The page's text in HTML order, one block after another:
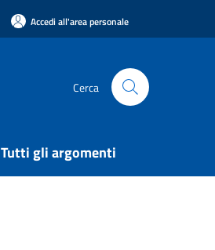
Accedi all'area personale
Cerca
Tutti gli argomenti